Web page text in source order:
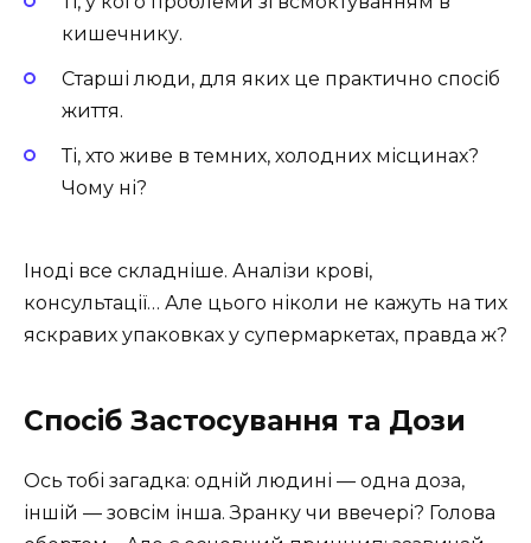
кишечнику.
Старші люди, для яких це практично спосіб
життя.
Ті, хто живе в темних, холодних місцинах?
Чому ні?
Іноді все складніше. Аналізи крові,
консультації… Але цього ніколи не кажуть на тих
яскравих упаковках у супермаркетах, правда ж?
Спосіб Застосування та Дози
Ось тобі загадка: одній людині — одна доза,
іншій — зовсім інша. Зранку чи ввечері? Голова